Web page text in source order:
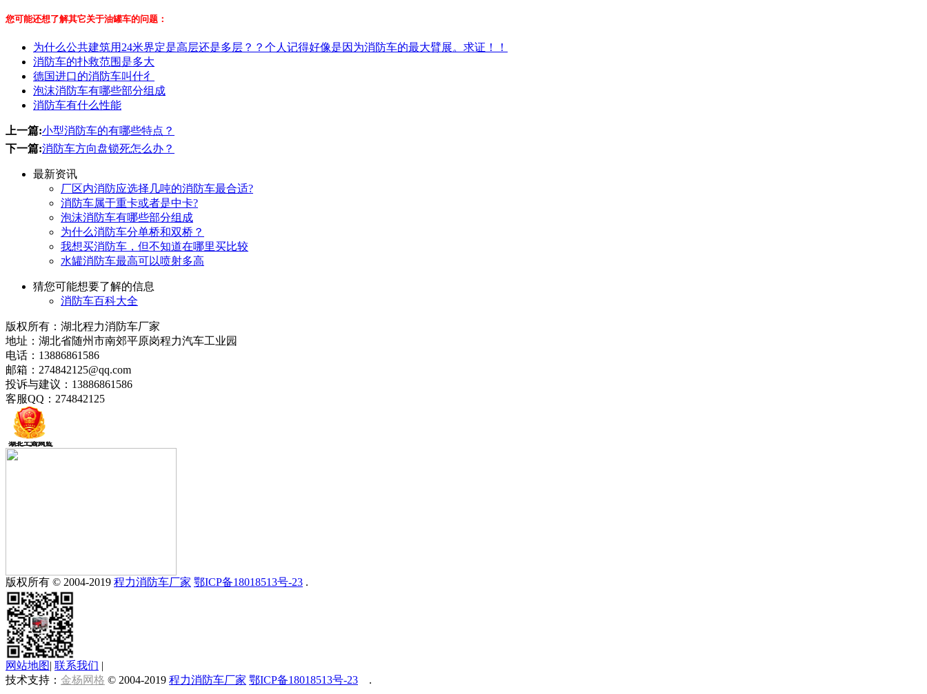
您可能还想了解其它关于油罐车的问题：
为什么公共建筑用24米界定是高层还是多层？？个人记得好像是因为消防车的最大臂展。求证！！
消防车的扑救范围是多大
德国进口的消防车叫什彳
泡沫消防车有哪些部分组成
消防车有什么性能
上一篇:小型消防车的有哪些特点？
下一篇:消防车方向盘锁死怎么办？
最新资讯
厂区内消防应选择几吨的消防车最合适?
消防车属于重卡或者是中卡?
泡沫消防车有哪些部分组成
为什么消防车分单桥和双桥？
我想买消防车，但不知道在哪里买比较
水罐消防车最高可以喷射多高
猜您可能想要了解的信息
消防车百科大全
版权所有：湖北程力消防车厂家
地址：湖北省随州市南郊平原岗程力汽车工业园
电话：13886861586
邮箱：274842125@qq.com
投诉与建议：13886861586
客服QQ：274842125
版权所有 © 2004-2019 程力消防车厂家 鄂ICP备18018513号-23 .
网站地图| 联系我们 |
技术支持： 金杨网格 © 2004-2019 程力消防车厂家 鄂ICP备18018513号-23 .